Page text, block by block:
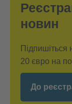
новин
Підпишіться
20 євро на
До